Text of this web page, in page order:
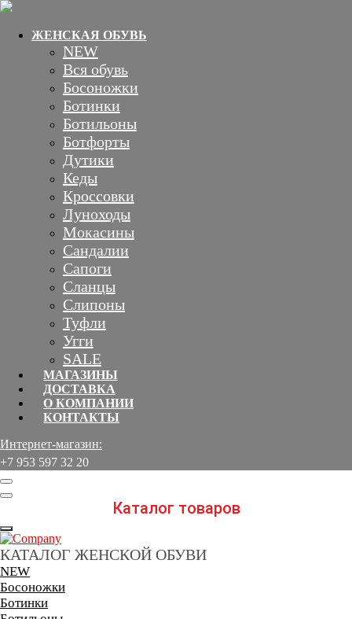
ЖЕНСКАЯ ОБУВЬ
NEW
Вся обувь
Босоножки
Ботинки
Ботильоны
Ботфорты
Дутики
Кеды
Кроссовки
Луноходы
Мокасины
Сандалии
Сапоги
Сланцы
Слипоны
Туфли
Угги
SALE
МАГАЗИНЫ
ДОСТАВКА
О КОМПАНИИ
КОНТАКТЫ
Интернет-магазин:
+7 953 597 32 20ᅠ ᅠᅠᅠᅠ
Каталог товаров
КАТАЛОГ ЖЕНСКОЙ ОБУВИ
NEW
Босоножки
Ботинки